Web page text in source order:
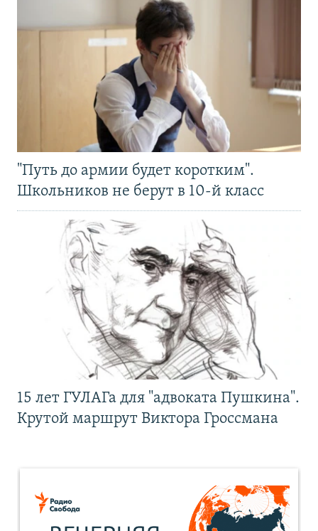
"Путь до армии будет коротким".
Школьников не берут в 10-й класс
15 лет ГУЛАГа для "адвоката Пушкина".
Крутой маршрут Виктора Гроссмана